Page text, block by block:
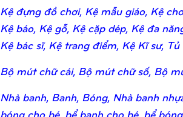
Kệ đựng đồ chơi, Kệ mẫu giáo, Kệ
Kệ báo, Kệ gỗ, Kệ cặp dép, Kệ đa
Kệ bác sĩ, Kệ trang điểm, Kệ Kĩ sư,
Bộ mút chữ cái, Bộ mút chữ số, Bộ
Nhà banh, Banh, Bóng, Nhà banh
bóng cho bé, bể banh cho bé, bể